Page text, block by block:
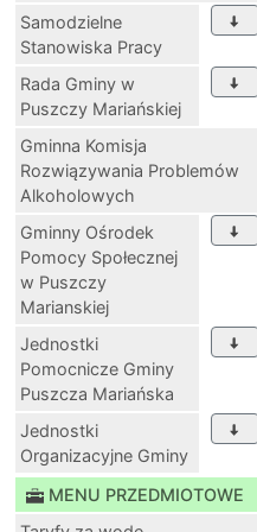
Samodzielne
Stanowiska Pracy
Rada Gminy w
Puszczy Mariańskiej
Gminna Komisja
Rozwiązywania Problemów
Alkoholowych
Gminny Ośrodek
Pomocy Społecznej
w Puszczy
Marianskiej
Jednostki
Pomocnicze Gminy
Puszcza Mariańska
Jednostki
Organizacyjne Gminy
MENU PRZEDMIOTOWE